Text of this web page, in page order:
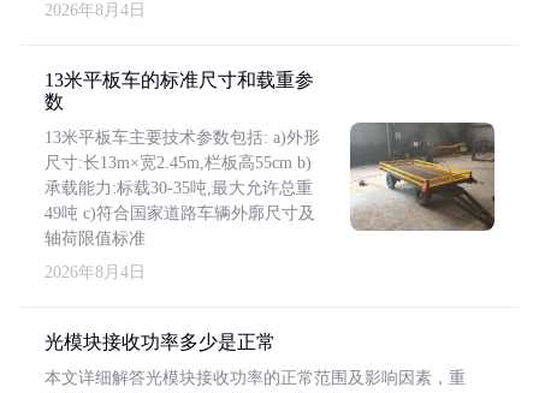
2026年8月4日
13米平板车的标准尺寸和载重参
数
13米平板车主要技术参数包括: a)外形
尺寸:长13m×宽2.45m,栏板高55cm b)
承载能力:标载30-35吨,最大允许总重
49吨 c)符合国家道路车辆外廓尺寸及
轴荷限值标准
2026年8月4日
光模块接收功率多少是正常
本文详细解答光模块接收功率的正常范围及影响因素，重